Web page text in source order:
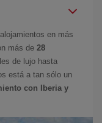
en más
más de 28
de lujo hasta
está a tan sólo un
con Iberia y